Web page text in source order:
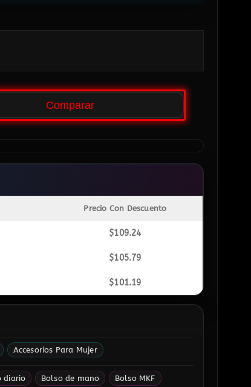
Comparar
Precio Con Descuento
$109.24
$105.79
$101.19
Accesorios Para Mujer
diario Bolso de mano
Bolso MKF